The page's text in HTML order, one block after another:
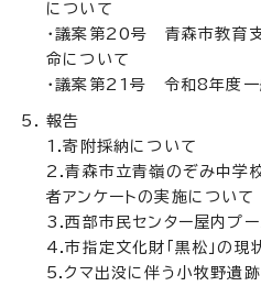
について
・議案第20号 青森市教育
命について
・議案第21号 令和8年度一
報告
1.寄附採納について
2.青森市立青嶺のぞみ中学
者アンケートの実施について
3.西部市民センター屋内プ
4.市指定文化財「黒松」の現
5.クマ出没に伴う小牧野遺